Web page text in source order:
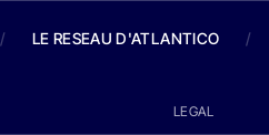
/ LE RESEAU D'ATLANTICO /
LEGAL